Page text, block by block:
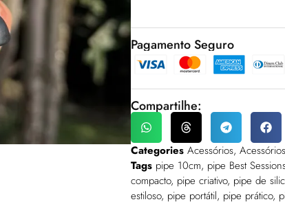
Pagamento Seguro
Compartilhe:
Categories Acessórios,
Tags pipe 10cm, pipe Best
compacto, pipe criativo, pipe de
estiloso, pipe portátil, pipe prático,